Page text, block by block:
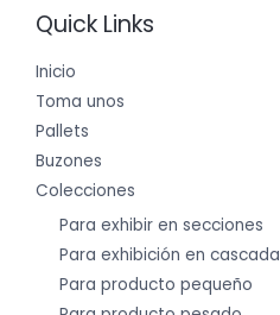
Quick Links
Inicio
Toma unos
Pallets
Buzones
Colecciones
Para exhibir en secciones
Para exhibición en cascada
Para producto pequeño